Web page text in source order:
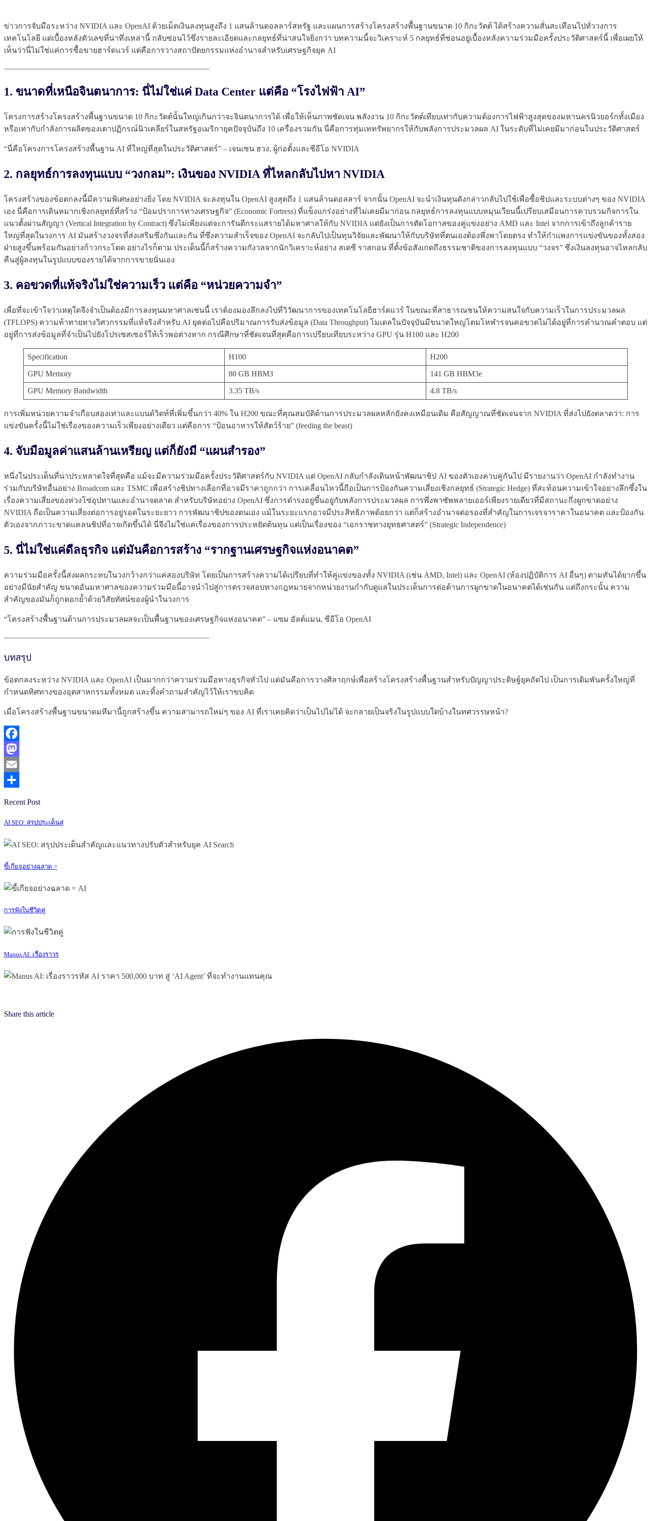
ข่าวการจับมือระหว่าง NVIDIA และ OpenAI ด้วยเม็ดเงินลงทุนสูงถึง 1 แสนล้านดอลลาร์สหรัฐ และแผนการสร้างโครงสร้างพื้นฐานขนาด 10 กิกะวัตต์ ได้สร้างความสั่นสะเทือนไปทั่ววงการ
เทคโนโลยี แต่เบื้องหลังตัวเลขที่น่าทึ่งเหล่านี้ กลับซ่อนไว้ซึ่งรายละเอียดและกลยุทธ์ที่น่าสนใจยิ่งกว่า บทความนี้จะวิเคราะห์ 5 กลยุทธ์ที่ซ่อนอยู่เบื้องหลังความร่วมมือครั้งประวัติศาสตร์นี้ เพื่อเผยให้
เห็นว่านี่ไม่ใช่แค่การซื้อขายฮาร์ดแวร์ แต่คือการวางสถาปัตยกรรมแห่งอำนาจสำหรับเศรษฐกิจยุค AI
——————————————————————————–
1. ขนาดที่เหนือจินตนาการ: นี่ไม่ใช่แค่ Data Center แต่คือ “โรงไฟฟ้า AI”
โครงการสร้างโครงสร้างพื้นฐานขนาด 10 กิกะวัตต์นั้นใหญ่เกินกว่าจะจินตนาการได้ เพื่อให้เห็นภาพชัดเจน พลังงาน 10 กิกะวัตต์เทียบเท่ากับความต้องการไฟฟ้าสูงสุดของมหานครนิวยอร์กทั้งเมือง
หรือเท่ากับกำลังการผลิตของเตาปฏิกรณ์นิวเคลียร์ในสหรัฐอเมริกายุคปัจจุบันถึง 10 เครื่องรวมกัน นี่คือการทุ่มเททรัพยากรให้กับพลังการประมวลผล AI ในระดับที่ไม่เคยมีมาก่อนในประวัติศาสตร์
“นี่คือโครงการโครงสร้างพื้นฐาน AI ที่ใหญ่ที่สุดในประวัติศาสตร์” – เจนเซน ฮวง, ผู้ก่อตั้งและซีอีโอ NVIDIA
2. กลยุทธ์การลงทุนแบบ “วงกลม”: เงินของ NVIDIA ที่ไหลกลับไปหา NVIDIA
โครงสร้างของข้อตกลงนี้มีความพิเศษอย่างยิ่ง โดย NVIDIA จะลงทุนใน OpenAI สูงสุดถึง 1 แสนล้านดอลลาร์ จากนั้น OpenAI จะนำเงินทุนดังกล่าวกลับไปใช้เพื่อซื้อชิปและระบบต่างๆ ของ NVIDIA
เอง นี่คือการเดินหมากเชิงกลยุทธ์ที่สร้าง “ป้อมปราการทางเศรษฐกิจ” (Economic Fortress) ที่แข็งแกร่งอย่างที่ไม่เคยมีมาก่อน กลยุทธ์การลงทุนแบบหมุนเวียนนี้เปรียบเสมือนการควบรวมกิจการใน
แนวตั้งผ่านสัญญา (Vertical Integration by Contract) ซึ่งไม่เพียงแต่จะการันตีกระแสรายได้มหาศาลให้กับ NVIDIA แต่ยังเป็นการตัดโอกาสของคู่แข่งอย่าง AMD และ Intel จากการเข้าถึงลูกค้าราย
ใหญ่ที่สุดในวงการ AI มันสร้างวงจรที่ส่งเสริมซึ่งกันและกัน ที่ซึ่งความสำเร็จของ OpenAI จะกลับไปเป็นทุนวิจัยและพัฒนาให้กับบริษัทที่ตนเองต้องพึ่งพาโดยตรง ทำให้กำแพงการแข่งขันของทั้งสอง
ฝ่ายสูงขึ้นพร้อมกันอย่างก้าวกระโดด อย่างไรก็ตาม ประเด็นนี้ก็สร้างความกังวลจากนักวิเคราะห์อย่าง สเตซี ราสกอน ที่ตั้งข้อสังเกตถึงธรรมชาติของการลงทุนแบบ “วงจร” ซึ่งเงินลงทุนอาจไหลกลับ
คืนสู่ผู้ลงทุนในรูปแบบของรายได้จากการขายนั่นเอง
3. คอขวดที่แท้จริงไม่ใช่ความเร็ว แต่คือ “หน่วยความจำ”
เพื่อที่จะเข้าใจว่าเหตุใดจึงจำเป็นต้องมีการลงทุนมหาศาลเช่นนี้ เราต้องมองลึกลงไปที่วิวัฒนาการของเทคโนโลยีฮาร์ดแวร์ ในขณะที่สาธารณชนให้ความสนใจกับความเร็วในการประมวลผล
(TFLOPS) ความท้าทายทางวิศวกรรมที่แท้จริงสำหรับ AI ยุคต่อไปคือปริมาณการรับส่งข้อมูล (Data Throughput) โมเดลในปัจจุบันมีขนาดใหญ่โตมโหฬารจนคอขวดไม่ได้อยู่ที่การคำนวณคำตอบ แต่
อยู่ที่การส่งข้อมูลที่จำเป็นไปยังโปรเซสเซอร์ให้เร็วพอต่างหาก กรณีศึกษาที่ชัดเจนที่สุดคือการเปรียบเทียบระหว่าง GPU รุ่น H100 และ H200
Specification H100 H200
GPU Memory 80 GB HBM3 141 GB HBM3e
GPU Memory Bandwidth 3.35 TB/s 4.8 TB/s
การเพิ่มหน่วยความจำเกือบสองเท่าและแบนด์วิดท์ที่เพิ่มขึ้นกว่า 40% ใน H200 ขณะที่คุณสมบัติด้านการประมวลผลหลักยังคงเหมือนเดิม คือสัญญาณที่ชัดเจนจาก NVIDIA ที่ส่งไปยังตลาดว่า: การ
แข่งขันครั้งนี้ไม่ใช่เรื่องของความเร็วเพียงอย่างเดียว แต่คือการ “ป้อนอาหารให้สัตว์ร้าย” (feeding the beast)
4. จับมือมูลค่าแสนล้านเหรียญ แต่ก็ยังมี “แผนสำรอง”
หนึ่งในประเด็นที่น่าประหลาดใจที่สุดคือ แม้จะมีความร่วมมือครั้งประวัติศาสตร์กับ NVIDIA แต่ OpenAI กลับกำลังเดินหน้าพัฒนาชิป AI ของตัวเองควบคู่กันไป มีรายงานว่า OpenAI กำลังทำงาน
ร่วมกับบริษัทอื่นอย่าง Broadcom และ TSMC เพื่อสร้างชิปทางเลือกที่อาจมีราคาถูกกว่า การเคลื่อนไหวนี้ถือเป็นการป้องกันความเสี่ยงเชิงกลยุทธ์ (Strategic Hedge) ที่สะท้อนความเข้าใจอย่างลึกซึ้งใน
เรื่องความเสี่ยงของห่วงโซ่อุปทานและอำนาจตลาด สำหรับบริษัทอย่าง OpenAI ซึ่งการดำรงอยู่ขึ้นอยู่กับพลังการประมวลผล การพึ่งพาซัพพลายเออร์เพียงรายเดียวที่มีสถานะกึ่งผูกขาดอย่าง
NVIDIA ถือเป็นความเสี่ยงต่อการอยู่รอดในระยะยาว การพัฒนาชิปของตนเอง แม้ในระยะแรกอาจมีประสิทธิภาพด้อยกว่า แต่ก็สร้างอำนาจต่อรองที่สำคัญในการเจรจาราคาในอนาคต และป้องกัน
ตัวเองจากภาวะขาดแคลนชิปที่อาจเกิดขึ้นได้ นี่จึงไม่ใช่แค่เรื่องของการประหยัดต้นทุน แต่เป็นเรื่องของ “เอกราชทางยุทธศาสตร์” (Strategic Independence)
5. นี่ไม่ใช่แค่ดีลธุรกิจ แต่มันคือการสร้าง “รากฐานเศรษฐกิจแห่งอนาคต”
ความร่วมมือครั้งนี้ส่งผลกระทบในวงกว้างกว่าแค่สองบริษัท โดยเป็นการสร้างความได้เปรียบที่ทำให้คู่แข่งของทั้ง NVIDIA (เช่น AMD, Intel) และ OpenAI (ห้องปฏิบัติการ AI อื่นๆ) ตามทันได้ยากขึ้น
อย่างมีนัยสำคัญ ขนาดอันมหาศาลของความร่วมมือนี้อาจนำไปสู่การตรวจสอบทางกฎหมายจากหน่วยงานกำกับดูแลในประเด็นการต่อต้านการผูกขาดในอนาคตได้เช่นกัน แต่ถึงกระนั้น ความ
สำคัญของมันก็ถูกตอกย้ำด้วยวิสัยทัศน์ของผู้นำในวงการ
“โครงสร้างพื้นฐานด้านการประมวลผลจะเป็นพื้นฐานของเศรษฐกิจแห่งอนาคต” – แซม อัลต์แมน, ซีอีโอ OpenAI
——————————————————————————–
บทสรุป
ข้อตกลงระหว่าง NVIDIA และ OpenAI เป็นมากกว่าความร่วมมือทางธุรกิจทั่วไป แต่มันคือการวางศิลาฤกษ์เพื่อสร้างโครงสร้างพื้นฐานสำหรับปัญญาประดิษฐ์ยุคถัดไป เป็นการเดิมพันครั้งใหญ่ที่
กำหนดทิศทางของอุตสาหกรรมทั้งหมด และทิ้งคำถามสำคัญไว้ให้เราขบคิด
เมื่อโครงสร้างพื้นฐานขนาดมหึมานี้ถูกสร้างขึ้น ความสามารถใหม่ๆ ของ AI ที่เราเคยคิดว่าเป็นไปไม่ได้ จะกลายเป็นจริงในรูปแบบใดบ้างในทศวรรษหน้า?
Facebook
Mastodon
Email
Recent Post
AI SEO: สรุปประเด็นส
ขี้เกียจอย่างฉลาด =
การฟังในชีวิตคู่
Manus AI: เรื่องราวร
Share this article